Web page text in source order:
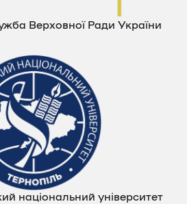
Верховної Ради України
національний університет